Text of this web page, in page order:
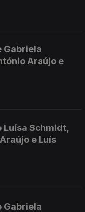
Gabriela
Araújo e
Schmidt,
e Luís
Gabriela